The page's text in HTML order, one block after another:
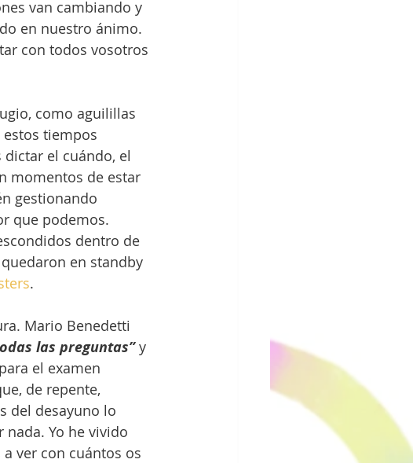
van cambiando y
en nuestro ánimo.
con todos vosotros
como aguilillas
tiempos
el cuándo, el
momentos de estar
gestionando
que podemos.
dentro de
en standby
.
Mario Benedetti
las preguntas” y
el examen
de repente,
del desayuno lo
Yo he vivido
ver con cuántos os